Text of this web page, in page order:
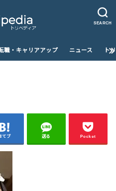
SEARCH
職・キャリアアップ ニュース ト
てブ 送る Pocket